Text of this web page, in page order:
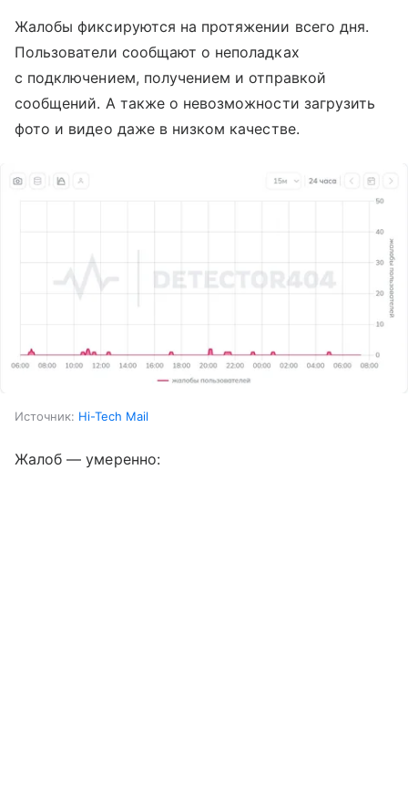
Жалобы фиксируются на протяжении всего дня.
Пользователи сообщают о неполадках
с подключением, получением и отправкой
сообщений. А также о невозможности загрузить
фото и видео даже в низком качестве.
Источник: Hi-Tech Mail
Жалоб — умеренно: